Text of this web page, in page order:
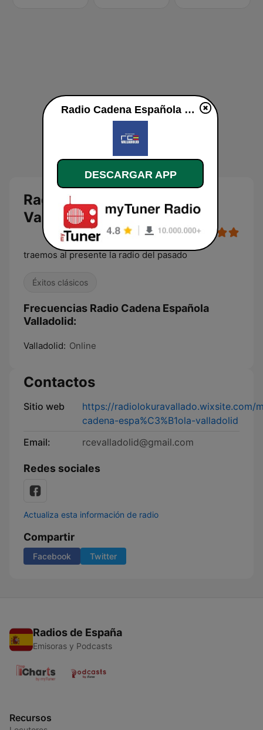
Radio Cadena Española
Valladolid en directo
traemos al presente la radio del pasado
Éxitos clásicos
Frecuencias Radio Cadena Española
Valladolid:
Valladolid: Online
Contactos
Sitio web
https://radiolokuravallado.wixsite.com/
cadena-espa%C3%B1ola-valladolid
Email:
rcevalladolid@gmail.com
Redes sociales
Actualiza esta información de radio
Compartir
Facebook Twitter
Radios de España
Emisoras y Podcasts
Recursos
Radio Cadena Española Valladolid en vivo
DESCARGAR APP